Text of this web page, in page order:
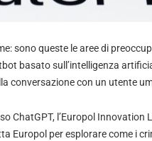
sono queste le aree di
basato sull’intelligenza
conversazione con un utente
ChatGPT, l’Europol Innovation
Europol per esplorare come i